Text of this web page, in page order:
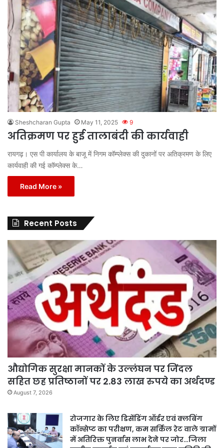
Sheshcharan Gupta May 11, 2025 9
अतिक्रमण पर हुई तालाबंदी की कार्यवाही
रायगढ़। एस पी कार्यालय के बाजू में निगम कॉम्प्लेक्स की दुकानों पर अतिक्रमण के लिए
कार्यवाही की गई कॉम्प्लेक्स के…
Read More »
Recent Posts
औद्योगिक सुरक्षा मानकों के उल्लंघन पर जिंदल
सहित छह प्रतिष्ठानों पर 2.83 लाख रुपये का अर्थदण्ड
August 7, 2026
रोजगार के लिए डिसेंडिंग ऑर्डर एवं क्लबिंग
कॉन्सेप्ट का परीक्षण, कम सर्किल रेट वाले ग्रामों
में अतिरिक्त पुनर्वास लाभ देने पर जोर…जिला